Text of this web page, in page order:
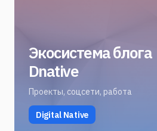
Экосистема блога
Dnative
Проекты, соцсети, работа
Digital Native